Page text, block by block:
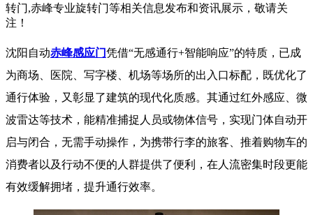
转门,赤峰专业旋转门等相关信息发布和资讯展示，敬请关
注！
沈阳自动赤峰感应门凭借“无感通行+智能响应”的特质，已成
为商场、医院、写字楼、机场等场所的出入口标配，既优化了
通行体验，又彰显了建筑的现代化质感。其通过红外感应、微
波雷达等技术，能精准捕捉人员或物体信号，实现门体自动开
启与闭合，无需手动操作，为携带行李的旅客、推着购物车的
消费者以及行动不便的人群提供了便利，在人流密集时段更能
有效缓解拥堵，提升通行效率。